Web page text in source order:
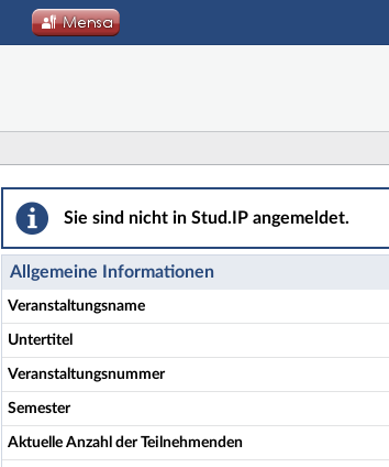
Übung: Analytische Mechanik -
Sie sind nicht in Stud.IP angemeldet.
Allgemeine Informationen
Veranstaltungsname
Untertitel
Veranstaltungsnummer
Semester
Aktuelle Anzahl der Teilnehmenden